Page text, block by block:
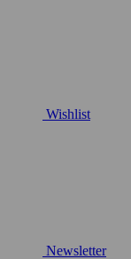
Wishlist
Newsletter